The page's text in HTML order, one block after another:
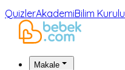
QuizlerAkademiBilim Kurulu
Makale